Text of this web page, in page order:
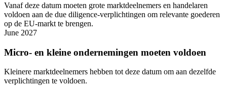
Vanaf deze datum moeten grote marktdeelnemers en handelaren
voldoen aan de due diligence-verplichtingen om relevante goederen
op de EU-markt te brengen.
June 2027
Micro- en kleine ondernemingen moeten voldoen
Kleinere marktdeelnemers hebben tot deze datum om aan dezelfde
verplichtingen te voldoen.